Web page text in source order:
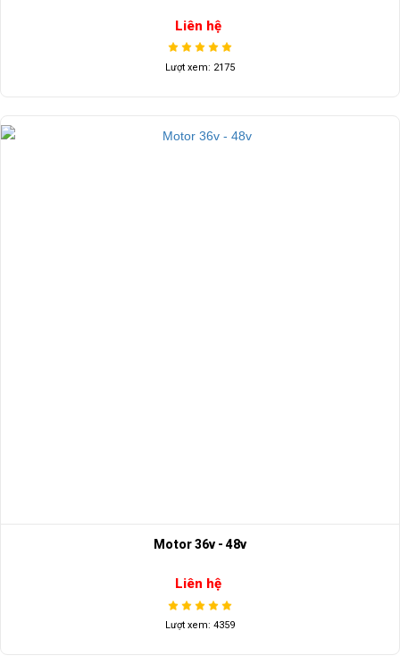
Liên hệ
Lượt xem: 2175
Motor 36v - 48v
Liên hệ
Lượt xem: 4359